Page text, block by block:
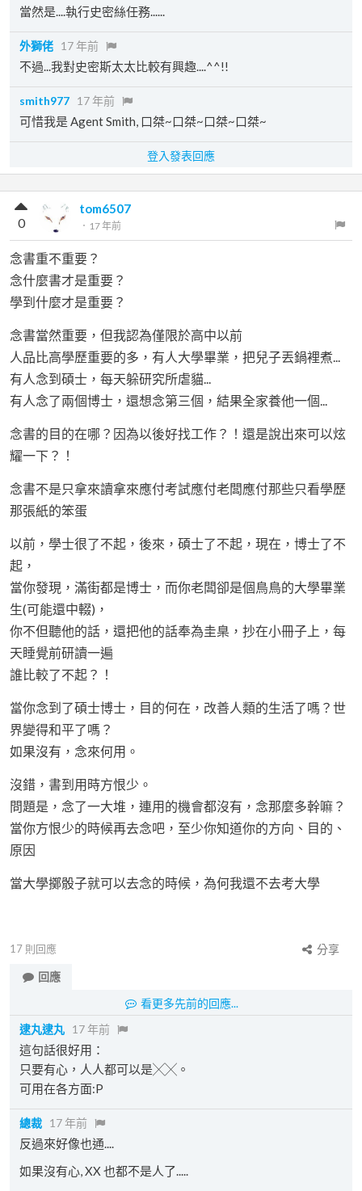
當然是....執行史密絲任務......
外獅佬 17 年前
不過...我對史密斯太太比較有興趣....^^!!
smith977 17 年前
可惜我是 Agent Smith, 口桀~口桀~口桀~口桀~
登入發表回應
tom6507
． 17 年前
0
念書重不重要？
念什麼書才是重要？
學到什麼才是重要？
念書當然重要，但我認為僅限於高中以前
人品比高學歷重要的多，有人大學畢業，把兒子丟鍋裡煮...
有人念到碩士，每天躲研究所虐貓...
有人念了兩個博士，還想念第三個，結果全家養他一個...
念書的目的在哪？因為以後好找工作？！還是說出來可以炫
耀一下？！
念書不是只拿來讀拿來應付考試應付老闆應付那些只看學歷
那張紙的笨蛋
以前，學士很了不起，後來，碩士了不起，現在，博士了不
起，
當你發現，滿街都是博士，而你老闆卻是個鳥鳥的大學畢業
生(可能還中輟)，
你不但聽他的話，還把他的話奉為圭臬，抄在小冊子上，每
天睡覺前研讀一遍
誰比較了不起？！
當你念到了碩士博士，目的何在，改善人類的生活了嗎？世
界變得和平了嗎？
如果沒有，念來何用。
沒錯，書到用時方恨少。
問題是，念了一大堆，連用的機會都沒有，念那麼多幹嘛？
當你方恨少的時候再去念吧，至少你知道你的方向、目的、
原因
當大學擲骰子就可以去念的時候，為何我還不去考大學
17 則回應
分享
回應
看更多先前的回應...
逮丸逮丸 17 年前
這句話很好用：
只要有心，人人都可以是╳╳。
可用在各方面:P
總裁 17 年前
反過來好像也通....
如果沒有心, XX 也都不是人了.....